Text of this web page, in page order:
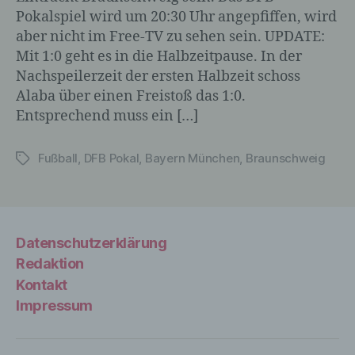
Pokalspiel wird um 20:30 Uhr angepfiffen, wird
aber nicht im Free-TV zu sehen sein. UPDATE:
Mit 1:0 geht es in die Halbzeitpause. In der
Nachspeilerzeit der ersten Halbzeit schoss
Alaba über einen Freistoß das 1:0.
Entsprechend muss ein […]
Schlagwörter
Fußball, DFB Pokal, Bayern München, Braunschweig
Datenschutzerklärung
Redaktion
Kontakt
Impressum
Verantwortlicher oder für die Verarbeitung
Verantwortlicher ist die natürliche oder
juristische Person, Behörde, Einrichtung
oder andere Stelle, die allein oder
gemeinsam mit anderen über die Zwecke
und Mittel der Verarbeitung von
personenbezogenen Daten entscheidet.
das Recht der Mitgliedstaaten
Mitgliedstaaten vorgesehen werden.
h) Auftragsverarbeiter